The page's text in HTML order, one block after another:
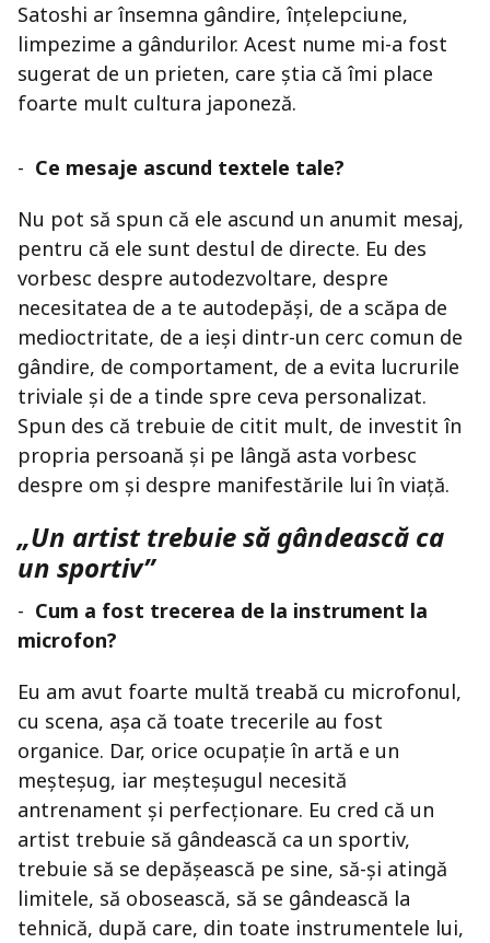
Satoshi ar însemna gândire, înțelepciune,
limpezime a gândurilor. Acest nume mi-a fost
sugerat de un prieten, care știa că îmi place
foarte mult cultura japoneză.
- Ce mesaje ascund textele tale?
Nu pot să spun că ele ascund un anumit mesaj,
pentru că ele sunt destul de directe. Eu des
vorbesc despre autodezvoltare, despre
necesitatea de a te autodepăși, de a scăpa de
medioctritate, de a ieși dintr-un cerc comun de
gândire, de comportament, de a evita lucrurile
triviale și de a tinde spre ceva personalizat.
Spun des că trebuie de citit mult, de investit în
propria persoană și pe lângă asta vorbesc
despre om și despre manifestările lui în viață.
„Un artist trebuie să gândească ca
un sportiv”
- Cum a fost trecerea de la instrument la
microfon?
Eu am avut foarte multă treabă cu microfonul,
cu scena, așa că toate trecerile au fost
organice. Dar, orice ocupație în artă e un
meșteșug, iar meșteșugul necesită
antrenament și perfecționare. Eu cred că un
artist trebuie să gândească ca un sportiv,
trebuie să se depășească pe sine, să-și atingă
limitele, să obosească, să se gândească la
tehnică, după care, din toate instrumentele lui,